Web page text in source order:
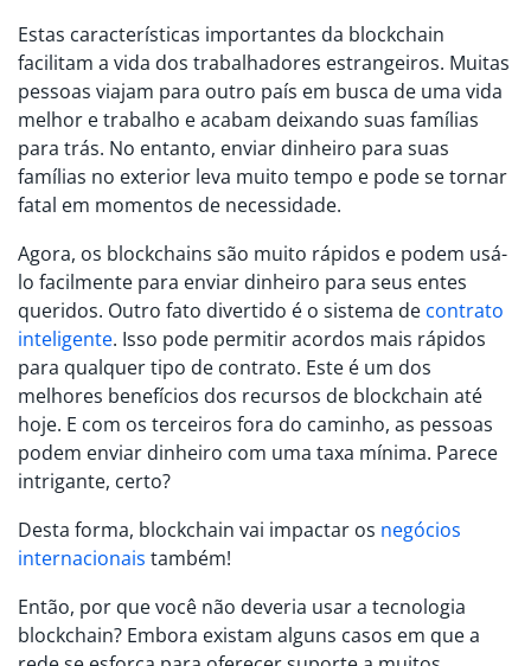
Estas características importantes da blockchain
facilitam a vida dos trabalhadores estrangeiros. Muitas
pessoas viajam para outro país em busca de uma vida
melhor e trabalho e acabam deixando suas famílias
para trás. No entanto, enviar dinheiro para suas
famílias no exterior leva muito tempo e pode se tornar
fatal em momentos de necessidade.
Agora, os blockchains são muito rápidos e podem usá-
lo facilmente para enviar dinheiro para seus entes
queridos. Outro fato divertido é o sistema de contrato
inteligente. Isso pode permitir acordos mais rápidos
para qualquer tipo de contrato. Este é um dos
melhores benefícios dos recursos de blockchain até
hoje. E com os terceiros fora do caminho, as pessoas
podem enviar dinheiro com uma taxa mínima. Parece
intrigante, certo?
Desta forma, blockchain vai impactar os negócios
internacionais também!
Então, por que você não deveria usar a tecnologia
blockchain? Embora existam alguns casos em que a